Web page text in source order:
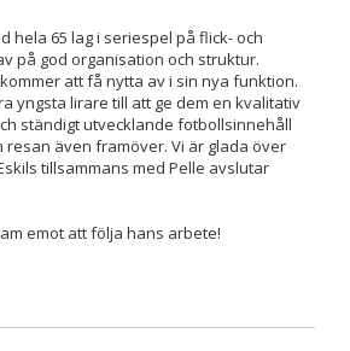
hela 65 lag i seriespel på flick- och
på god organisation och struktur.
att få nytta av i sin nya funktion.
yngsta lirare till att ge dem en kvalitativ
ständigt utvecklande fotbollsinnehåll
även framöver. Vi är glada över
tillsammans med Pelle avslutar
emot att följa hans arbete!